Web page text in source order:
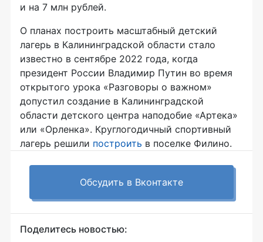
и на 7 млн рублей.
О планах построить масштабный детский
лагерь в Калининградской области стало
известно в сентябре 2022 года, когда
президент России Владимир Путин во время
открытого урока «Разговоры о важном»
допустил создание в Калининградской
области детского центра наподобие «Артека»
или «Орленка». Круглогодичный спортивный
лагерь решили построить в поселке Филино.
Обсудить в Вконтакте
Поделитесь новостью: